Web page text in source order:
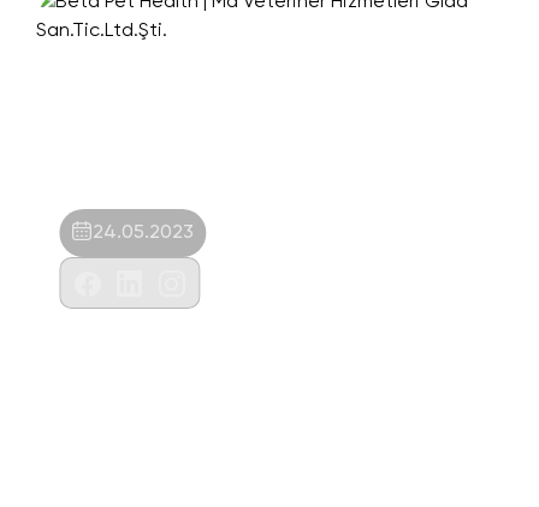
24.05.2023